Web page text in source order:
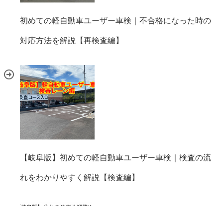
初めての軽自動車ユーザー車検｜不合格になった時の
対応方法を解説【再検査編】
【岐阜版】初めての軽自動車ユーザー車検｜検査の流
れをわかりやすく解説【検査編】